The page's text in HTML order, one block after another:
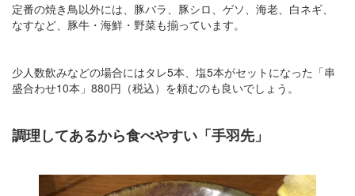
定番の焼き鳥以外には、豚バラ、豚シロ、ゲソ、海老、白ネギ、
なすなど、豚牛・海鮮・野菜も揃っています。
少人数飲みなどの場合にはタレ5本、塩5本がセットになった「串
盛合わせ10本」880円（税込）を頼むのも良いでしょう。
調理してあるから食べやすい「手羽先」